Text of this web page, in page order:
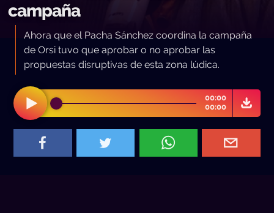
campaña
Ahora que el Pacha Sánchez coordina la campaña
de Orsi tuvo que aprobar o no aprobar las
propuestas disruptivas de esta zona lúdica.
00:00
00:00